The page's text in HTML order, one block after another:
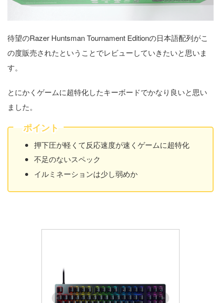
待望のRazer Huntsman Tournament Editionの日本語配列がこ
の度販売されたということでレビューしていきたいと思いま
す。
とにかくゲームに超特化したキーボードでかなり良いと思い
ました。
ポイント
押下圧が軽くて反応速度が速くゲームに超特化
不足のないスペック
イルミネーションは少し弱めか